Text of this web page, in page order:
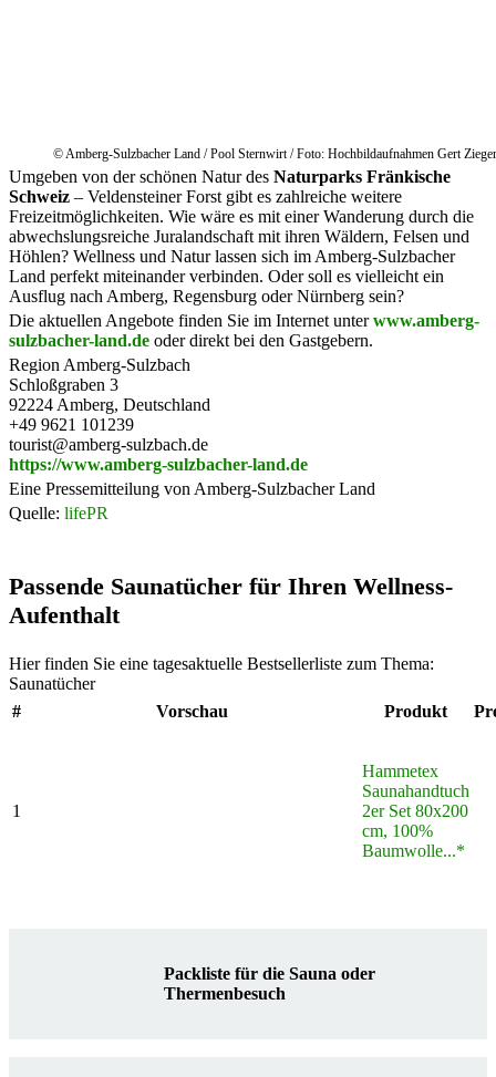
© Amberg-Sulzbacher Land / Pool Sternwirt / Foto: Hochbildaufnahmen Gert
Umgeben von der schönen Natur des Naturparks Fränkische
Schweiz – Veldensteiner Forst gibt es zahlreiche weitere
Freizeitmöglichkeiten. Wie wäre es mit einer Wanderung durch die
abwechslungsreiche Juralandschaft mit ihren Wäldern, Felsen und
Höhlen? Wellness und Natur lassen sich im Amberg-Sulzbacher
Land perfekt miteinander verbinden. Oder soll es vielleicht ein
Ausflug nach Amberg, Regensburg oder Nürnberg sein?
Die aktuellen Angebote finden Sie im Internet unterwww.amberg-
sulzbacher-land.de oder direkt bei den Gastgebern.
Region Amberg-Sulzbach
Schloßgraben 3
92224 Amberg, Deutschland
+49 9621 101239
tourist@amberg-sulzbach.de
https://www.amberg-sulzbacher-land.de
Eine Pressemitteilung von Amberg-Sulzbacher Land
Quelle: lifePR
Passende Saunatücher für Ihren Wellness-
Aufenthalt
Hier finden Sie eine tagesaktuelle Bestsellerliste zum Thema:
Saunatücher
#
Vorschau Produkt
1
Hammetex
Saunahandtuch
2er Set 80x200
cm, 100%
Baumwolle...*
Packliste für die Sauna oder
Thermenbesuch